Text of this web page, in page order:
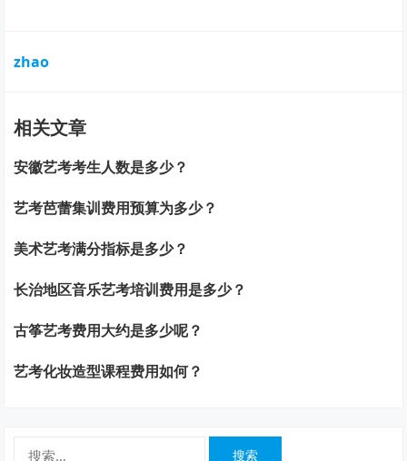
zhao
相关文章
安徽艺考考生人数是多少？
艺考芭蕾集训费用预算为多少？
美术艺考满分指标是多少？
长治地区音乐艺考培训费用是多少？
古筝艺考费用大约是多少呢？
艺考化妆造型课程费用如何？